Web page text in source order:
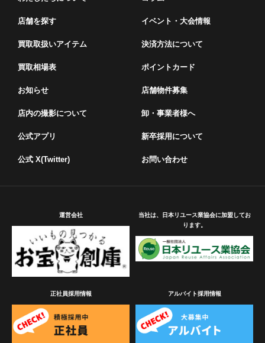
店舗を探す
買取取扱いアイテム
買取相場表
お知らせ
店内の撮影について
公式アプリ
公式 X(Twitter)
イベント・⼤会情報
決済方法について
ポイントカード
店舗物件募集
卸・事業者様へ
新卒採用について
お問い合わせ
運営会社
当社は、日本リユース業協会に加盟してお
ります。
正社員採用情報 アルバイト採用情報